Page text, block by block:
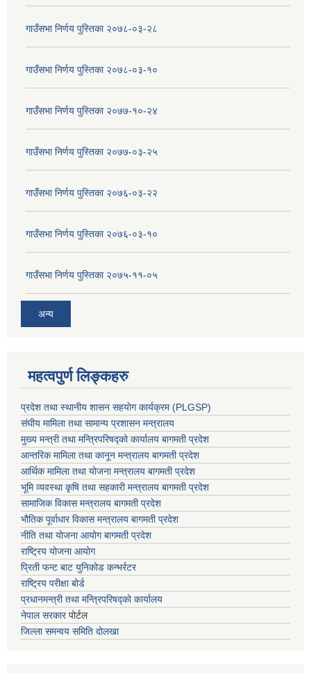
गाउँसभा निर्णय पुस्तिका २०७८-०३-२८
गाउँसभा निर्णय पुस्तिका २०७८-०३-१०
गाउँसभा निर्णय पुस्तिका २०७७-१०-२४
गाउँसभा निर्णय पुस्तिका २०७७-०३-२५
गाउँसभा निर्णय पुस्तिका २०७६-०३-२२
गाउँसभा निर्णय पुस्तिका २०७६-०३-१०
गाउँसभा निर्णय पुस्तिका २०७५-११-०५
अन्य
महत्वपुर्ण लिङ्कहरु
प्रदेश तथा स्थानीय शासन सहयाेग कार्यक्रम (PLGSP)
संघीय मामिला तथा सामान्य प्रशासन मन्त्रालय
मुख्य मन्त्री तथा मन्त्रिपरिषद्को कार्यालय बागमती प्रदेश
आन्तरिक मामिला तथा कानून मन्त्रालय बागमती प्रदेश
आर्थिक मामिला तथा योजना मन्त्रालय बागमती प्रदेश
भूमि व्यवस्था कृषि तथा सहकारी मन्त्रालय बागमती प्रदेश
सामाजिक विकास मन्त्रालय बागमती प्रदेश
भौतिक पूर्वाधार विकास मन्त्रालय बागमती प्रदेश
नीति तथा योजना आयोग बागमती प्रदेश
राष्ट्रिय योजना आयोग
प्रिती फन्ट बाट युनिकोड कन्भर्रटर
राष्ट्रिय परीक्षा बोर्ड
प्रधानमन्त्री तथा मन्त्रिपरिषद्को कार्यालय
नेपाल सरकारपोर्टल
जिल्ला समन्वय समिति दोलखा